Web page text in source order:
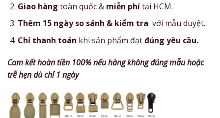
Giao hàng toàn quốc & miễn phítại HCM.
Thêm 15 ngày so sánh & kiểm tra với mẫu duyệt.
Chỉ thanh toán khi sản phẩm đạtđúng yêu cầu.
Cam kết hoàn tiền 100% nếu hàng không đúng mẫu hoặc
trễ hẹn dù chỉ 1 ngày